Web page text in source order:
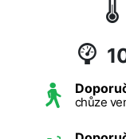
chůze